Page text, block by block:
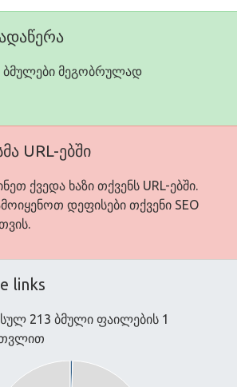
ბმულები მეგობრულად
URL-ებში
ქვედა ხაზი თქვენს URL-ებში.
დეფისები თქვენი SEO
links
სულ 213 ბმული ფაილების 1